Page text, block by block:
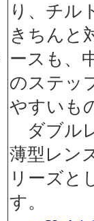
り、チル
きちんと
ースも、
のステッ
やすいも
ダブル
薄型レン
リーズと
す。